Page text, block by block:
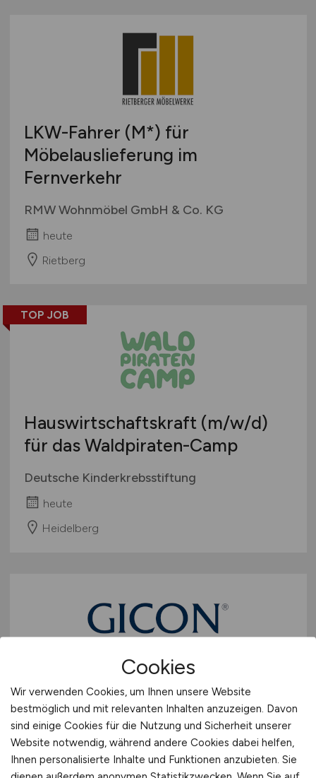
LKW-Fahrer (M*) für
Möbelauslieferung im
Fernverkehr
RMW Wohnmöbel GmbH & Co. KG
heute
Rietberg
TOP JOB
Hauswirtschaftskraft (m/w/d)
für das Waldpiraten-Camp
Deutsche Kinderkrebsstiftung
heute
Heidelberg
Volljurist(m/w/d)
GICON Großmann Ingenieur Consult GmbH
heute
Dresden
Cookies
Wir verwenden Cookies, um Ihnen unsere Website
bestmöglich und mit relevanten Inhalten anzuzeigen. Davon
sind einige Cookies für die Nutzung und Sicherheit unserer
Website notwendig, während andere Cookies dabei helfen,
Ihnen personalisierte Inhalte und Funktionen anzubieten. Sie